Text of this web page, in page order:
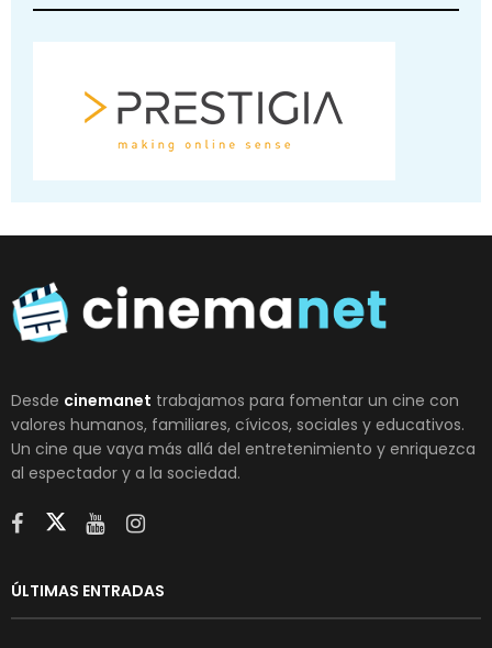
Desde cinemanet trabajamos para fomentar un cine con
valores humanos, familiares, cívicos, sociales y educativos.
Un cine que vaya más allá del entretenimiento y enriquezca
al espectador y a la sociedad.
ÚLTIMAS ENTRADAS